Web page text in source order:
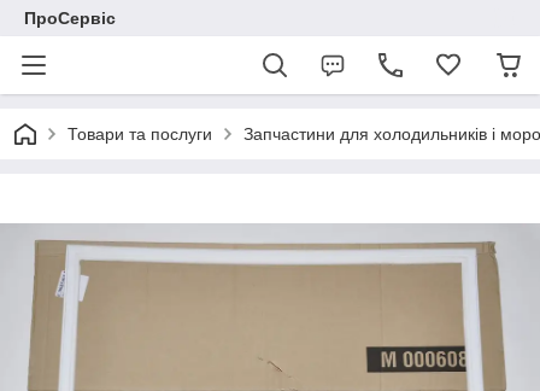
ПроСервіс
Товари та послуги Запчастини для холодильників і